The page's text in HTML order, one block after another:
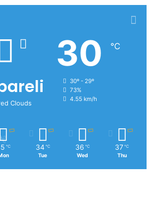
Clouds
30 ℃
30º - 29º
73%
4.55 km/h
℃ 34 ℃
Tue
36 ℃
Wed
37 ℃
Thu